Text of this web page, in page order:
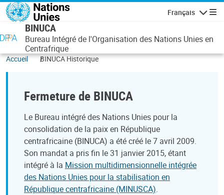
Aller au contenu principal
Français
BINUCA
Bureau Intégré de l'Organisation des Nations Unies en
Centrafrique
Accueil BINUCA Historique
Fermeture de BINUCA
Le Bureau intégré des Nations Unies pour la
consolidation de la paix en République
centrafricaine (BINUCA) a été créé le 7 avril 2009.
Son mandat a pris fin le 31 janvier 2015, étant
intégré à la Mission multidimensionnelle intégrée
des Nations Unies pour la stabilisation en
République centrafricaine (MINUSCA).